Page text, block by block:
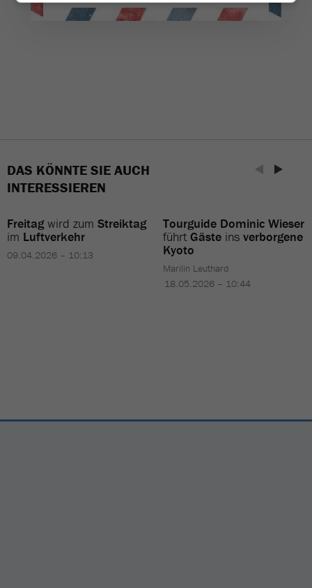
DAS KÖNNTE SIE AUCH
INTERESSIEREN
Freitagwird zum Streiktag
im Luftverkehr
09.04.2026 – 10:13
Tourguide Dominic Wieser
führtGäste ins verborgene
Kyoto
Marilin Leuthard
18.05.2026 – 10:44